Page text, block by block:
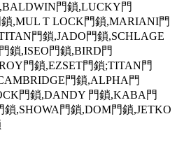
門鎖,LUCKY門
,MUL T LOCK門鎖,MARIANI門
門鎖,JADO門鎖,SCHLAGE
鎖,ISEO門鎖,BIRD門
門鎖,EZSET門鎖;TITAN門
門鎖,ALPHA門
門鎖,DANDY 門鎖,KABA門
鎖,SHOWA門鎖,DOM門鎖,JETKO